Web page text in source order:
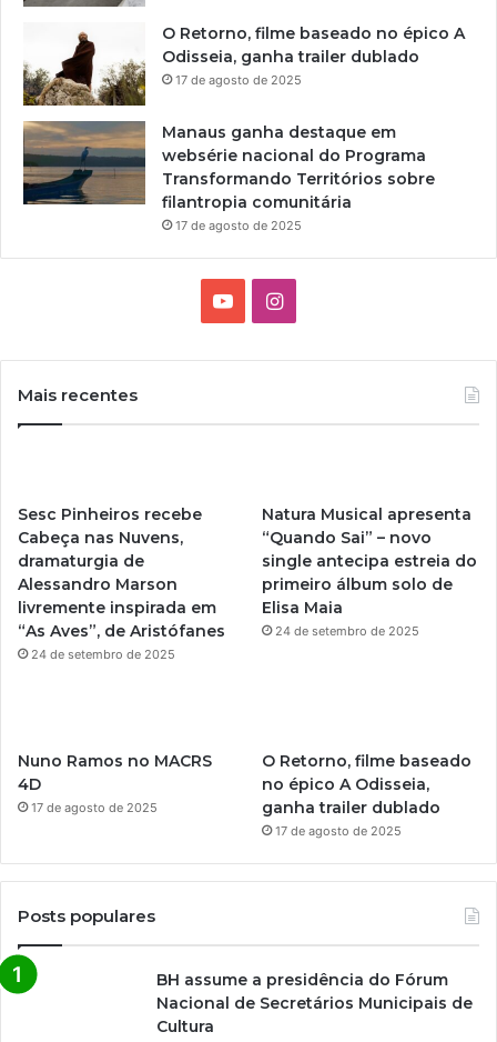
O Retorno, filme baseado no épico A
Odisseia, ganha trailer dublado
17 de agosto de 2025
Manaus ganha destaque em
websérie nacional do Programa
Transformando Territórios sobre
filantropia comunitária
17 de agosto de 2025
I
g
r
a
Mais recentes
Sesc Pinheiros recebe
Cabeça nas Nuvens,
dramaturgia de
Alessandro Marson
livremente inspirada em
“As Aves”, de Aristófanes
24 de setembro de 2025
Natura Musical apresenta
“Quando Sai” – novo
single antecipa estreia do
primeiro álbum solo de
Elisa Maia
24 de setembro de 2025
Nuno Ramos no MACRS
4D
17 de agosto de 2025
O Retorno, filme baseado
no épico A Odisseia,
ganha trailer dublado
17 de agosto de 2025
Posts populares
BH assume a presidência do Fórum
Nacional de Secretários Municipais de
Cultura